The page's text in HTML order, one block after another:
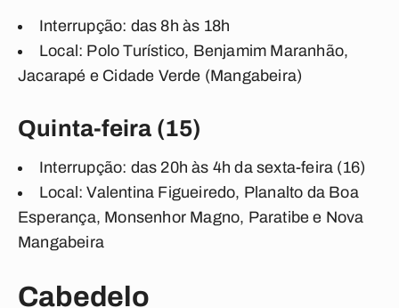
Interrupção: das 8h às 18h
Local: Polo Turístico, Benjamim Maranhão,
Jacarapé e Cidade Verde (Mangabeira)
Quinta-feira (15)
Interrupção: das 20h às 4h da sexta-feira (16)
Local: Valentina Figueiredo, Planalto da Boa
Esperança, Monsenhor Magno, Paratibe e Nova
Mangabeira
Cabedelo